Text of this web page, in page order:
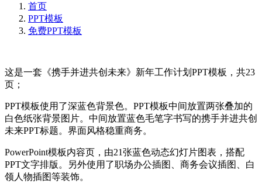
首页
PPT模板
免费PPT模板
这是一套《携手并进共创未来》新年工作计划PPT模板，共23
页；
PPT模板使用了深蓝色背景色。PPT模板中间放置两张叠加的
白色纸张背景图片。中间放置蓝色毛笔字书写的携手并进共创
未来PPT标题。界面风格稳重商务。
PowerPoint模板内容页，由21张蓝色动态幻灯片图表，搭配
PPT文字排版。另外使用了职场办公插图、商务会议插图、白
领人物插图等装饰。